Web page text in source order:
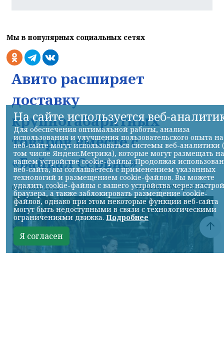
Мы в популярных социальных сетях
Авито расширяет
доставку
крупногабаритных
товаров вместе с
«Байкал Сервис»
06.08.2026 21:22 НИА-Красноярск
На сайте используется веб-
Для обеспечения оптимальной работы, анализа
использования и улучшения пользовательского опыта на
веб-сайте могут использоваться системы веб-аналитики
том числе Яндекс.Метрика), которые могут размещать на
вашем устройстве cookie-файлы. Продолжая
веб-сайта, вы соглашаетесь с применением указанных
технологий и размещением cookie-файлов. Вы можете
удалить cookie-файлы с вашего устройства через
браузера, а также заблокировать размещение cookie-
файлов, однако при этом некоторые функции веб-сайта
могут быть недоступными в связи с технологическими
ограничениями движка. Подробнее
Я согласен